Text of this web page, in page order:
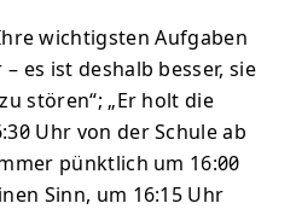
wichtigsten Aufgaben
es ist deshalb besser, sie
stören“; „Er holt die
Uhr von der Schule ab
pünktlich um 16:00
Sinn, um 16:15 Uhr